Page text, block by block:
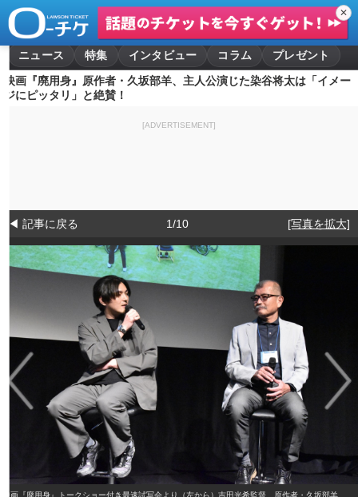
✕
ニュース 特集 インタビュー コラム
プレゼント
映画『廃用身』原作者・久坂部羊、主人公演じた染谷将太は「イメー
ジにピッタリ」と絶賛！
[ADVERTISEMENT]
◀ 記事に戻る 1/10 [写真を拡大]
映画『廃用身』トークショー付き最速試写会より（左から）吉田光希監督、原作者・久坂部羊